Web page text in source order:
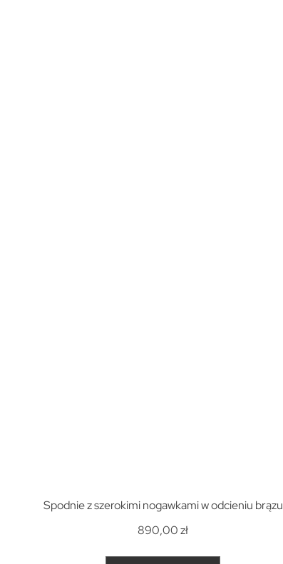
Spodnie z szerokimi nogawkami w odcieniu brązu
890,00zł